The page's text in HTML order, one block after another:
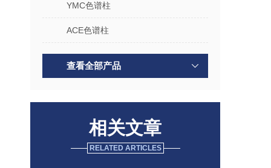
YMC色谱柱
ACE色谱柱
查看全部产品
相关文章
RELATED ARTICLES